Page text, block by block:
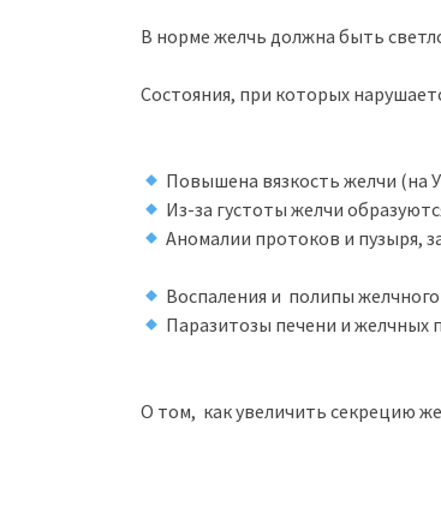
В норме желчь должна быть
Состояния, при которых
Повышена вязкость желчи (на
Из-за густоты желчи
Аномалии протоков и пузыря,
Воспаления и полипы
Паразитозы печени и желчных
О том, как увеличить секрецию